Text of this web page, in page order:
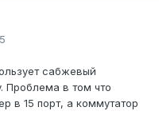
сабжевый
Проблема в том что
в 15 порт, а коммутатор